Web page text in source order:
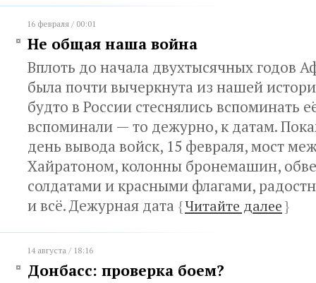
16 февраля / 00:01
Не общая наша война
Вплоть до начала двухтысячных годов
была почти вычеркнута из нашей
будто в России стеснялись вспоминать
вспоминали — то дежурно, к датам.
день вывода войск, 15 февраля, мост
Хайратоном, колонны бронемашин,
солдатами и красными флагами,
и всё. Дежурная дата {Читайте далее}
14 августа / 18:16
Донбасс: проверка боем?